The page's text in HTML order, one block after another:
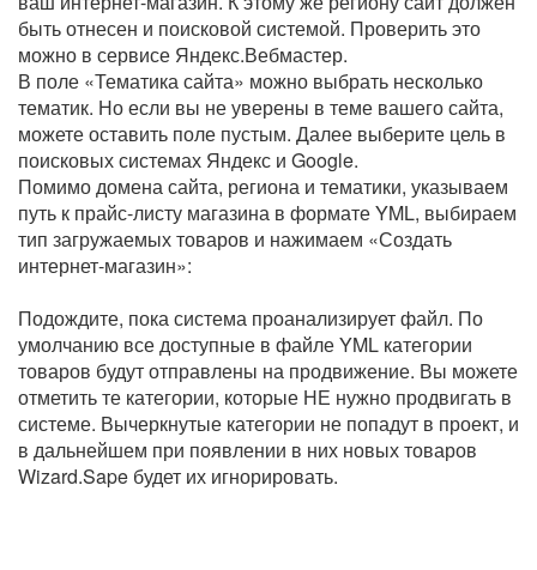
быть отнесен и поисковой системой. Проверить это
можно в сервисе Яндекс.Вебмастер.
В поле «Тематика сайта» можно выбрать несколько
тематик. Но если вы не уверены в теме вашего сайта,
можете оставить поле пустым. Далее выберите цель в
поисковых системах Яндекс и Google.
Помимо домена сайта, региона и тематики, указываем
путь к прайс-листу магазина в формате YML, выбираем
тип загружаемых товаров и нажимаем «Создать
интернет-магазин»:
Подождите, пока система проанализирует файл. По
умолчанию все доступные в файле YML категории
товаров будут отправлены на продвижение. Вы можете
отметить те категории, которые НЕ нужно продвигать в
системе. Вычеркнутые категории не попадут в проект, и
в дальнейшем при появлении в них новых товаров
Wizard.Sape будет их игнорировать.